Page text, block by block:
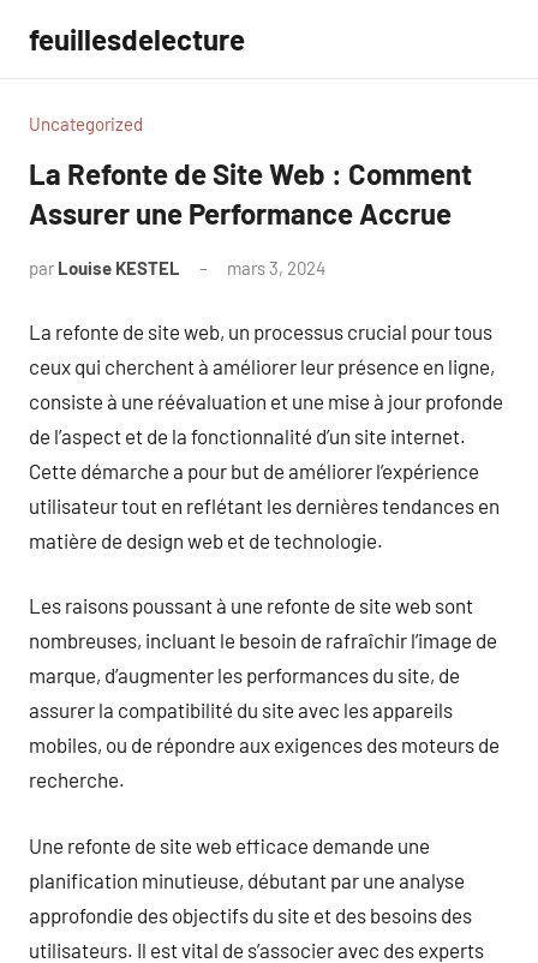
contenu
feuillesdelecture
Uncategorized
La Refonte de Site Web : Comment
Assurer une Performance Accrue
par Louise KESTEL mars 3, 2024
La refonte de site web, un processus crucial pour tous
ceux qui cherchent à améliorer leur présence en ligne,
consiste à une réévaluation et une mise à jour profonde
de l’aspect et de la fonctionnalité d’un site internet.
Cette démarche a pour but de améliorer l’expérience
utilisateur tout en reflétant les dernières tendances en
matière de design web et de technologie.
Les raisons poussant à une refonte de site web sont
nombreuses, incluant le besoin de rafraîchir l’image de
marque, d’augmenter les performances du site, de
assurer la compatibilité du site avec les appareils
mobiles, ou de répondre aux exigences des moteurs de
recherche.
Une refonte de site web efficace demande une
planification minutieuse, débutant par une analyse
approfondie des objectifs du site et des besoins des
utilisateurs. Il est vital de s’associer avec des experts